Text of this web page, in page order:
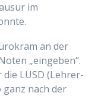
im
an der
„eingeben“.
LUSD (Lehrer-
ganz nach der